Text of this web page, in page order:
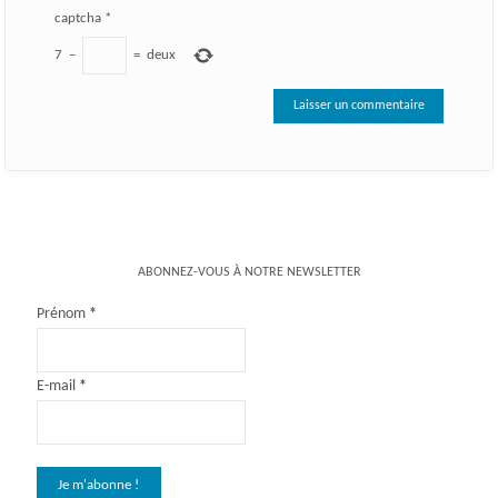
captcha*
7 − = deux
ABONNEZ-VOUS À NOTRE NEWSLETTER
Prénom *
E-mail *